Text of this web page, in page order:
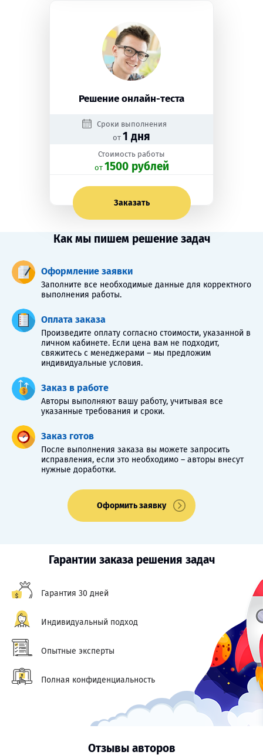
Решение онлайн-теста
Сроки выполнения
от 1 дня
Стоимость работы
oт 1500 рублей
Заказать
Как мы пишем решение задач
Оформление заявки
Заполните все необходимые данные для корректного
выполнения работы.
Оплата заказа
Произведите оплату согласно стоимости, указанной в
личном кабинете. Если цена вам не подходит,
свяжитесь с менеджерами – мы предложим
индивидуальные условия.
Заказ в работе
Авторы выполняют вашу работу, учитывая все
указанные требования и сроки.
Заказ готов
После выполнения заказа вы можете запросить
исправления, если это необходимо – авторы внесут
нужные доработки.
Оформить заявку
Гарантии заказа решения задач
Гарантия 30 дней
Индивидуальный подход
Опытные эксперты
Полная конфиденциальность
Отзывы авторов